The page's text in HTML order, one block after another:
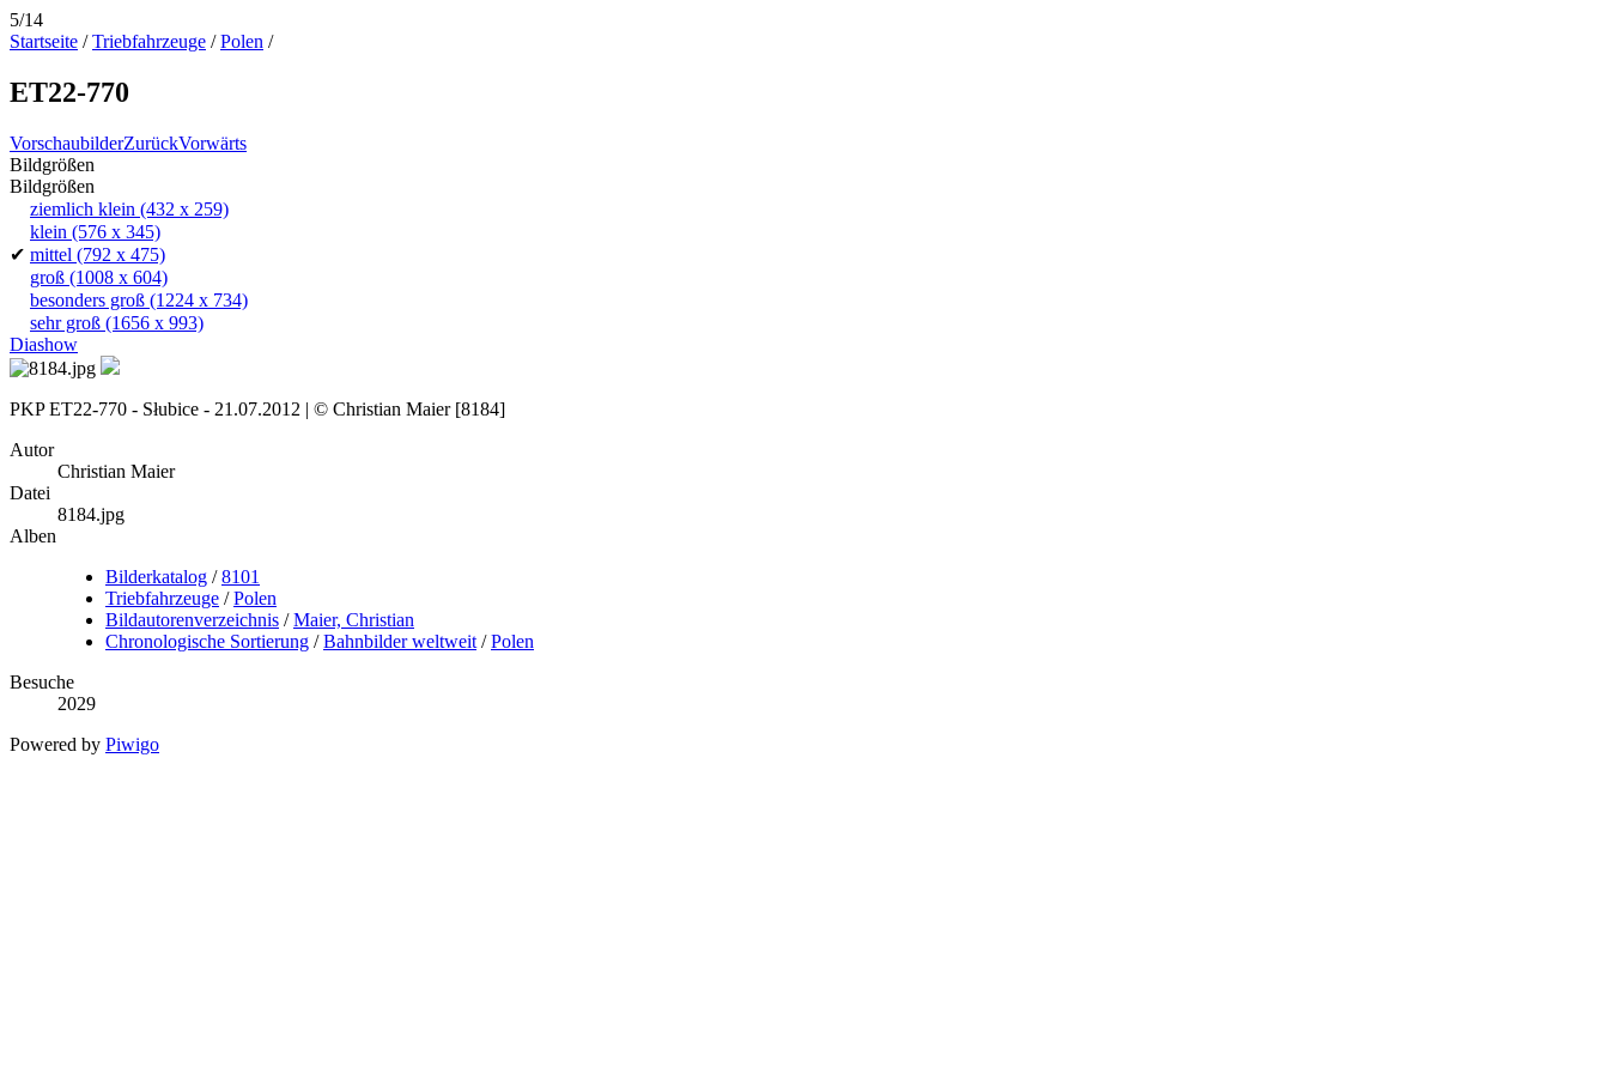
5/14
Startseite /Triebfahrzeuge /Polen /
ET22-770
VorschaubilderZurückVorwärts
Bildgrößen
Bildgrößen
ziemlich klein (432 x 259)
klein (576 x 345)
✔ mittel (792 x 475)
groß (1008 x 604)
besonders groß (1224 x 734)
sehr groß (1656 x 993)
Diashow
PKP ET22-770 - Słubice - 21.07.2012 | © Christian Maier [8184]
Autor
Christian Maier
Datei
8184.jpg
Alben
Bilderkatalog /8101
Triebfahrzeuge /Polen
Bildautorenverzeichnis /Maier, Christian
Chronologische Sortierung /Bahnbilder weltweit /Polen
Besuche
2029
Powered by Piwigo